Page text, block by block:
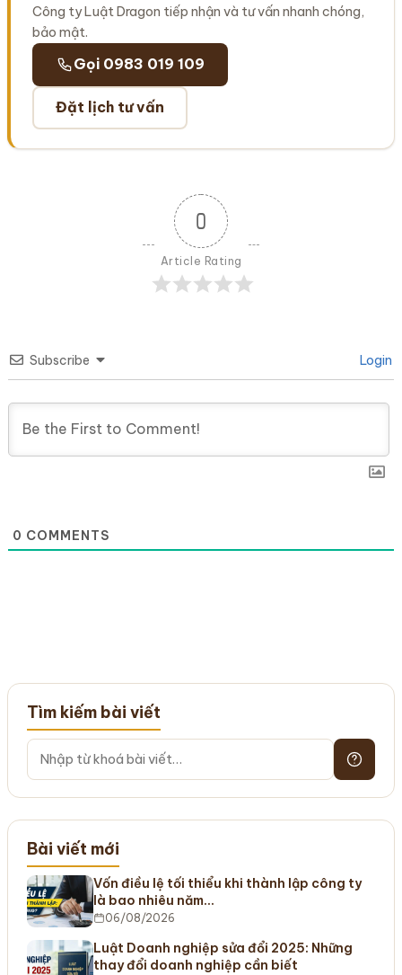
Công ty Luật Dragon tiếp nhận và tư vấn nhanh chóng,
bảo mật.
Gọi 0983 019 109
Đặt lịch tư vấn
0
Article Rating
Subscribe Login
0 COMMENTS
Tìm kiếm bài viết
Bài viết mới
Vốn điều lệ tối thiểu khi thành lập công ty
là bao nhiêu năm…
06/08/2026
Luật Doanh nghiệp sửa đổi 2025: Những
thay đổi doanh nghiệp cần biết